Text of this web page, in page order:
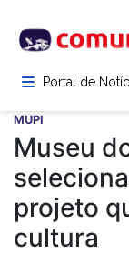
para
conteúdoPortal de
MUPI
Museu
projeto
cultura